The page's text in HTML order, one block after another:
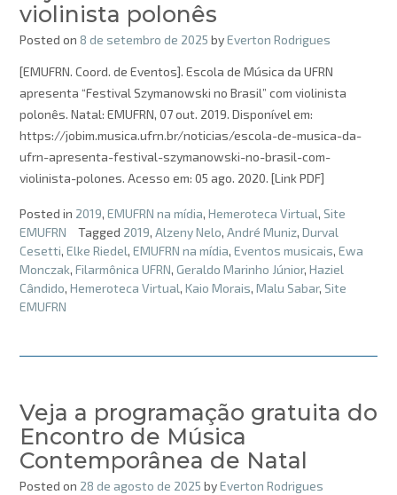
violinista polonês
Posted on 8 de setembro de 2025 byEverton Rodrigues
[EMUFRN. Coord. de Eventos]. Escola de Música da UFRN
apresenta “Festival Szymanowski no Brasil” com violinista
polonês. Natal: EMUFRN, 07 out. 2019. Disponível em:
https://jobim.musica.ufrn.br/noticias/escola-de-musica-da-
ufrn-apresenta-festival-szymanowski-no-brasil-com-
violinista-polones. Acesso em: 05 ago. 2020. [Link PDF]
Posted in 2019, EMUFRN na mídia, Hemeroteca Virtual, Site
EMUFRN
Tagged 2019, Alzeny Nelo, André Muniz, Durval
Cesetti, Elke Riedel, EMUFRN na mídia, Eventos musicais, Ewa
Monczak, Filarmônica UFRN, Geraldo Marinho Júnior, Haziel
Cândido, Hemeroteca Virtual, Kaio Morais, Malu Sabar, Site
EMUFRN
Veja a programação gratuita do
Encontro de Música
Contemporânea de Natal
Posted on 28 de agosto de 2025 byEverton Rodrigues